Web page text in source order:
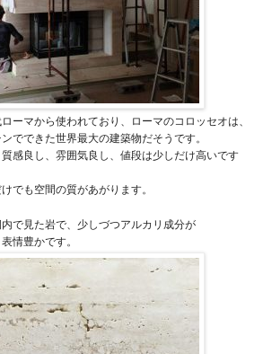
ーマから使われており、ローマのコロッセオは、
でできた世界最大の建築物だそうです。
感良し、雰囲気良し、値段は少しだけ高いです
でも空間の質があがります。
で見た岩で、少しづつアルカリ成分が
情豊かです。